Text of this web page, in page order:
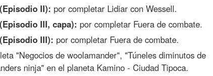
II): por completar Lidiar con Wessell.
III, capa): por completar Fuera de combate.
III): por completar Fuera de combate.
"Negocios de woolamander", "Túneles diminutos de
ninja" en el planeta Kamino - Ciudad Tipoca.